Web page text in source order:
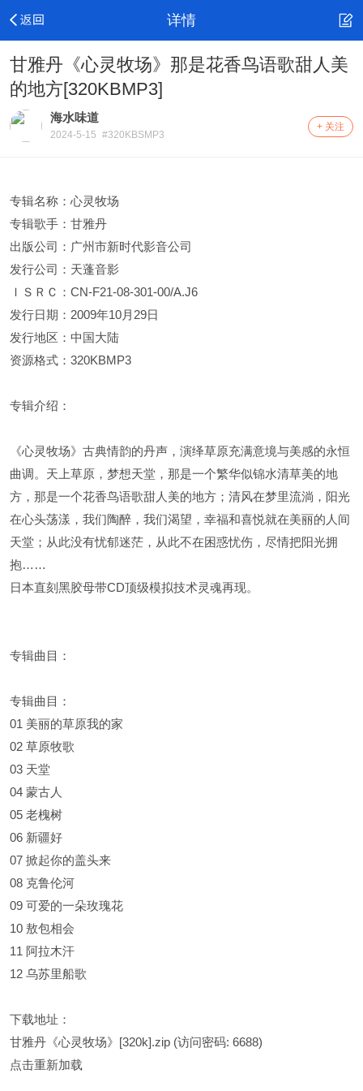
详情
甘雅丹《心灵牧场》那是花香鸟语歌甜人美
的地方[320KBMP3]
海水味道
2024-5-15 #320KBSMP3
+ 关注
专辑名称：心灵牧场
专辑歌手：甘雅丹
出版公司：广州市新时代影音公司
发行公司：天蓬音影
ＩＳＲＣ：CN-F21-08-301-00/A.J6
发行日期：2009年10月29日
发行地区：中国大陆
资源格式：320KBMP3
专辑介绍：
《心灵牧场》古典情韵的丹声，演绎草原充满意境与美感的永恒
曲调。天上草原，梦想天堂，那是一个繁华似锦水清草美的地
方，那是一个花香鸟语歌甜人美的地方；清风在梦里流淌，阳光
在心头荡漾，我们陶醉，我们渴望，幸福和喜悦就在美丽的人间
天堂；从此没有忧郁迷茫，从此不在困惑忧伤，尽情把阳光拥
抱……
日本直刻黑胶母带CD顶级模拟技术灵魂再现。
专辑曲目：
专辑曲目：
01 美丽的草原我的家
02 草原牧歌
03 天堂
04 蒙古人
05 老槐树
06 新疆好
07 掀起你的盖头来
08 克鲁伦河
09 可爱的一朵玫瑰花
10 敖包相会
11 阿拉木汗
12 乌苏里船歌
下载地址：
甘雅丹《心灵牧场》[320k].zip (访问密码: 6688)
点击重新加载